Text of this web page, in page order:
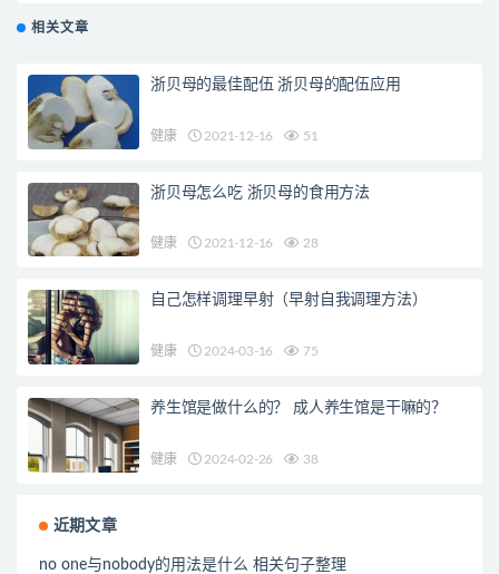
相关文章
浙贝母的最佳配伍 浙贝母的配伍应用
健康 2021-12-16 51
浙贝母怎么吃 浙贝母的食用方法
健康 2021-12-16 28
自己怎样调理早射（早射自我调理方法）
健康 2024-03-16 75
养生馆是做什么的？ 成人养生馆是干嘛的？
健康 2024-02-26 38
近期文章
no one与nobody的用法是什么 相关句子整理